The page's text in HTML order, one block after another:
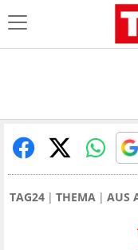
TAG24 THEMA AUS